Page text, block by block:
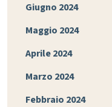
Giugno 2024
Maggio 2024
Aprile 2024
Marzo 2024
Febbraio 2024